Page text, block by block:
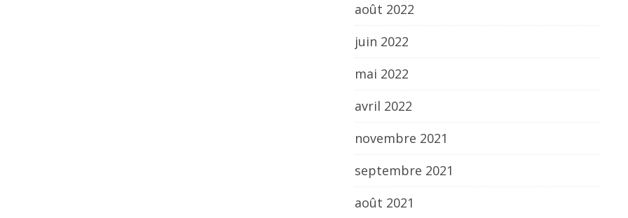
août 2022
juin 2022
mai 2022
avril 2022
novembre 2021
septembre 2021
août 2021